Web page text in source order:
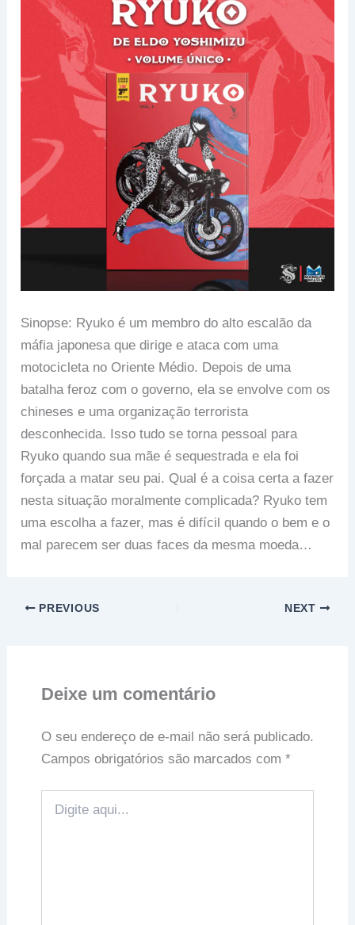
Sinopse: Ryuko é um membro do alto escalão da
máfia japonesa que dirige e ataca com uma
motocicleta no Oriente Médio. Depois de uma
batalha feroz com o governo, ela se envolve com os
chineses e uma organização terrorista
desconhecida. Isso tudo se torna pessoal para
Ryuko quando sua mãe é sequestrada e ela foi
forçada a matar seu pai. Qual é a coisa certa a fazer
nesta situação moralmente complicada? Ryuko tem
uma escolha a fazer, mas é difícil quando o bem e o
mal parecem ser duas faces da mesma moeda…
PREVIOUS NEXT
Deixe um comentário
O seu endereço de e-mail não será publicado.
Campos obrigatórios são marcados com *
aqui...